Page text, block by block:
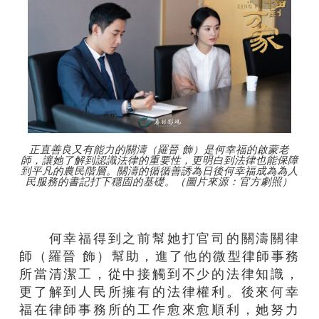
正直善良又有能力的關濤（羅晉 飾）是何幸福的啟蒙老
師，讓她了解到認識法律的重要性，更明白到法律也能保障
到平凡的農民階層。關濤的循循善誘為日後何幸福成為為人
民服務的書記打下穩固的基礎。（圖片來源：官方劇照）
何幸福得到之前幫她打官司的關濤關律
師（羅晉 飾）幫助，進了他的微型律師事務
所當清潔工，從中接觸到不少的法律知識，
更了解到人民所擁有的法律權利。後來何幸
福在律師事務所的工作愈來愈順利，她努力